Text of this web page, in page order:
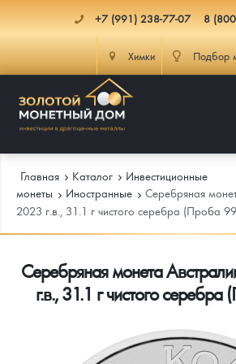
+7 (991) 238-77-07 8
Химки Подбор
Каталог
Каталог Монет
Инвестиционные монеты
Монеты Россия и СССР
Памятные и старинные монеты
Инфо
Как сделать заказ
Доставка
Главная Каталог
Инвестиционные
монеты
Иностранные
Серебряная
2023 г.в., 31.1 г чистого серебра (Проба
Серебряная монета
г.в., 31.1 г чистого